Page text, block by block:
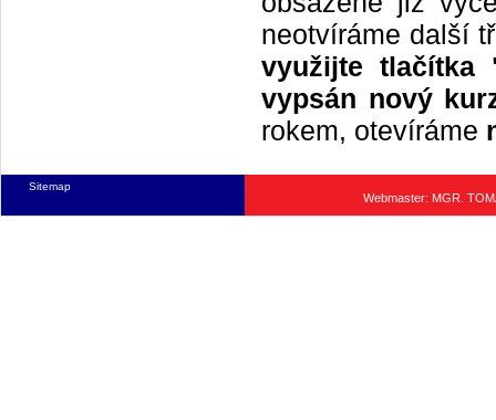
neotvíráme další
využijte tlačítka
vypsán nový
rokem, otevíráme
Webmaster: MGR.
Sitemap